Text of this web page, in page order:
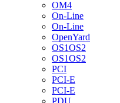
OM4
On-Line
On-Line
OpenYard
OS1OS2
OS1OS2
PCI
PCI-E
PCI-E
PDU